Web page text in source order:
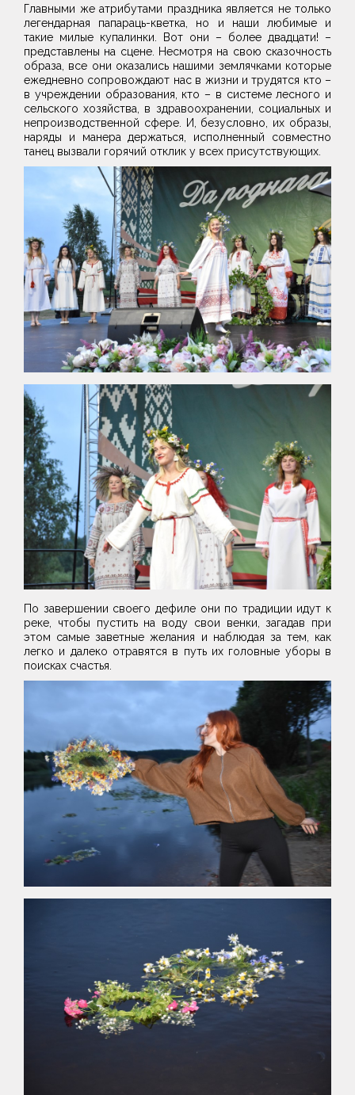
Главными же атрибутами праздника является не только
легендарная папараць-кветка, но и наши любимые и
такие милые купалинки. Вот они – более двадцати! –
представлены на сцене. Несмотря на свою сказочность
образа, все они оказались нашими землячками которые
ежедневно сопровождают нас в жизни и трудятся кто –
в учреждении образования, кто – в системе лесного и
сельского хозяйства, в здравоохранении, социальных и
непроизводственной сфере. И, безусловно, их образы,
наряды и манера держаться, исполненный совместно
танец вызвали горячий отклик у всех присутствующих.
По завершении своего дефиле они по традиции идут к
реке, чтобы пустить на воду свои венки, загадав при
этом самые заветные желания и наблюдая за тем, как
легко и далеко отравятся в путь их головные уборы в
поисках счастья.